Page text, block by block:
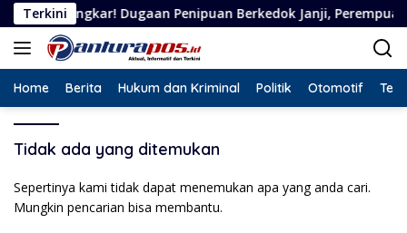
Langsung
ke
konten
TerkiniDugaan Penipuan Berkedok Janji, Perempuan Asal
Home Berita Hukum dan Kriminal Politik Otomotif
Tidak ada yang ditemukan
Sepertinya kami tidak dapat menemukan apa yang anda cari.
Mungkin pencarian bisa membantu.